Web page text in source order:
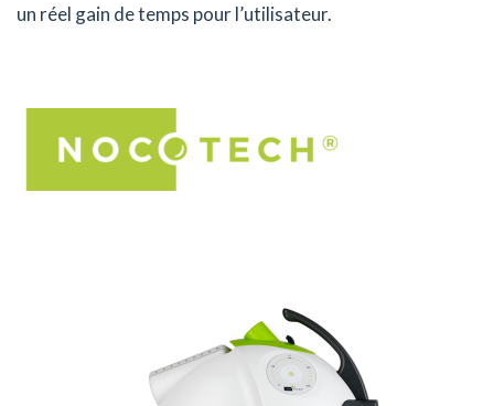
un réel gain de temps pour l’utilisateur.